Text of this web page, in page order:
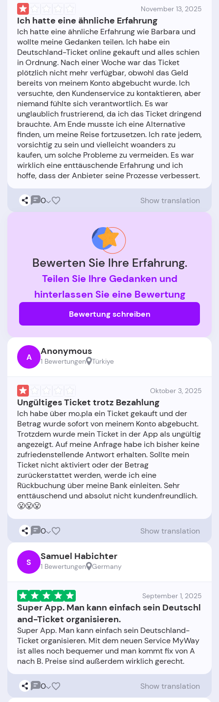
November 13, 2025
Ich hatte eine ähnliche Erfahrung
Ich hatte eine ähnliche Erfahrung wie Barbara und
wollte meine Gedanken teilen. Ich habe ein
Deutschland-Ticket online gekauft und alles schien
in Ordnung. Nach einer Woche war das Ticket
plötzlich nicht mehr verfügbar, obwohl das Geld
bereits von meinem Konto abgebucht wurde. Ich
versuchte, den Kundenservice zu kontaktieren, aber
niemand fühlte sich verantwortlich. Es war
unglaublich frustrierend, da ich das Ticket dringend
brauchte. Am Ende musste ich eine Alternative
finden, um meine Reise fortzusetzen. Ich rate jedem,
vorsichtig zu sein und vielleicht woanders zu
kaufen, um solche Probleme zu vermeiden. Es war
wirklich eine enttäuschende Erfahrung und ich
0 Show translation
Bewerten Sie Ihre Erfahrung.
Teilen Sie Ihre Gedanken und
hinterlassen Sie eine Bewertung
Bewertung schreiben
A Anonymous
1 Bewertungen Türkiye
Oktober 3, 2025
Ungültiges Ticket trotz Bezahlung
Ich habe über mo.pla ein Ticket gekauft und der
Betrag wurde sofort von meinem Konto abgebucht.
Trotzdem wurde mein Ticket in der App als ungültig
angezeigt. Auf meine Anfrage habe ich bisher keine
zufriedenstellende Antwort erhalten. Sollte mein
Ticket nicht aktiviert oder der Betrag
zurückerstattet werden, werde ich eine
Rückbuchung über meine Bank einleiten. Sehr
enttäuschend und absolut nicht kundenfreundlich.
0 Show translation
S Samuel Habichter
1 Bewertungen Germany
September 1, 2025
Super App. Man kann einfach sein Deutschl
and-Ticket organisieren.
Super App. Man kann einfach sein Deutschland-
Ticket organisieren. Mit dem neuen Service MyWay
ist alles noch bequemer und man kommt fix von A
0 Show translation